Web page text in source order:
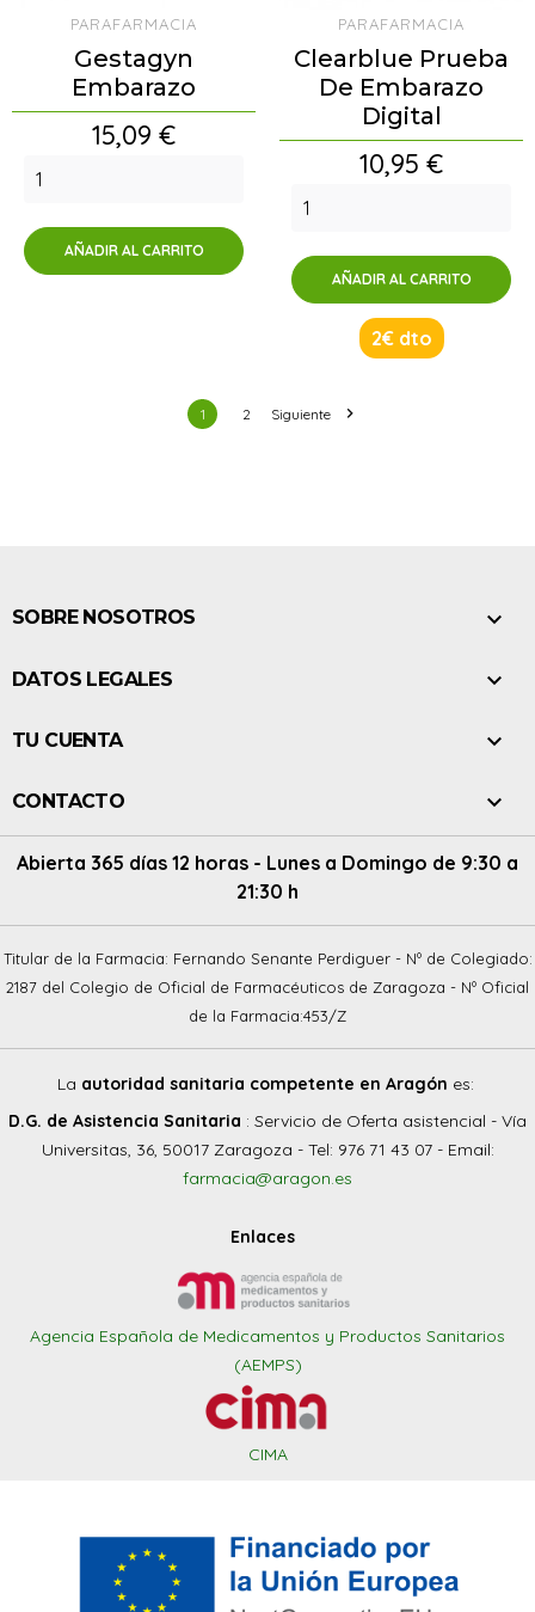
PARAFARMACIA
Gestagyn
Embarazo
Precio
15,09 €
AÑADIR AL CARRITO
PARAFARMACIA
Clearblue Prueba
De Embarazo
Digital
Precio
10,95 €
AÑADIR AL CARRITO
2€ dto
1 2 Siguiente 
SOBRE NOSOTROS 
DATOS LEGALES 
TU CUENTA 
CONTACTO 
Abierta 365 días 12 horas - Lunes a Domingo de 9:30 a
21:30 h
Titular de la Farmacia: Fernando Senante Perdiguer - Nº de Colegiado:
2187 del Colegio de Oficial de Farmacéuticos de Zaragoza - Nº Oficial
de la Farmacia:453/Z
La autoridad sanitaria competente en Aragón es:
D.G. de Asistencia Sanitaria : Servicio de Oferta asistencial - Vía
Universitas, 36, 50017 Zaragoza - Tel: 976 71 43 07 - Email:
farmacia@aragon.es
Enlaces
Agencia Española de Medicamentos y Productos Sanitarios
(AEMPS)
CIMA